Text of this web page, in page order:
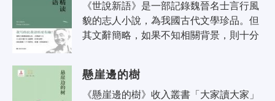
《世說新語》是一部記錄魏晉名士言行風
貌的志人小說，為我國古代文學珍品。但
其文辭簡略，如果不知相關背景，則十分
懸崖邊的樹
《懸崖邊的樹》收入叢書「大家讀大家」